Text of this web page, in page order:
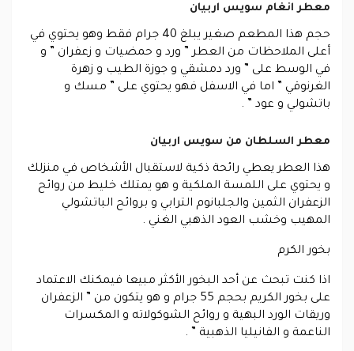
معطر انغام سويس اربيان
حجم هذا المطعم صغير يبلغ 40 جرام فقط وهو يحتوي في
أعلى الملاحظات من العطر ” ورد و حمضيات و زعفران ” و
في الوسط على ” ورد دمشقي و جوزة الطيب و زهرة
الغرنوقي ” اما في الاسفل فهو يحتوي على ” مسك و
باتشولي و عود ” .
معطر السلطان من سويس اربيان
هذا العطر يعطي رائحة ذكية لاستقبال الأشخاص في منزلك
و يحتوي على اللمسة الملكية و هو يمتلك خليط من روائح
الزعفران الثمين والجلبانوم الترابي و بروائح الباتشولي
المهيب وخشب العود الذهبي الغني .
بخور الكرم
اذا كنت تبحث عن أحد البخور الأكثر مبيعا فيمكنك الاعتماد
على بخور الكريم بحجم 55 جرام و هو يتكون من ” الزعفران
وريقات الورد البهية و روائح الشوكولاته و المكسرات
الناعمة و الفانيليا الذهبية ” .